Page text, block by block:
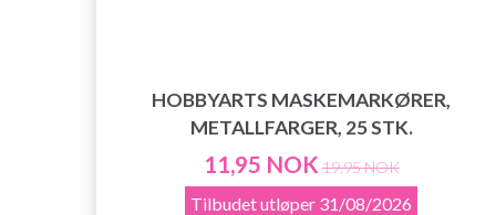
HOBBYARTS MASKEMARKØRER,
METALLFARGER, 25 STK.
11,95 NOK 19,95 NOK
Tilbudet utløper 31/08/2026